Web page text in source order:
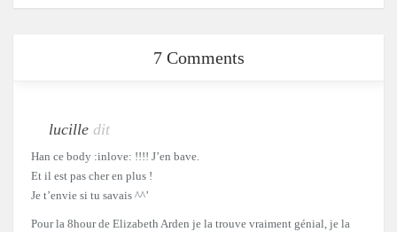
7 Comments
lucille dit
Han ce body :inlove: !!!! J’en bave.
Et il est pas cher en plus !
Je t’envie si tu savais ^^’
Pour la 8hour de Elizabeth Arden je la trouve vraiment génial, je la